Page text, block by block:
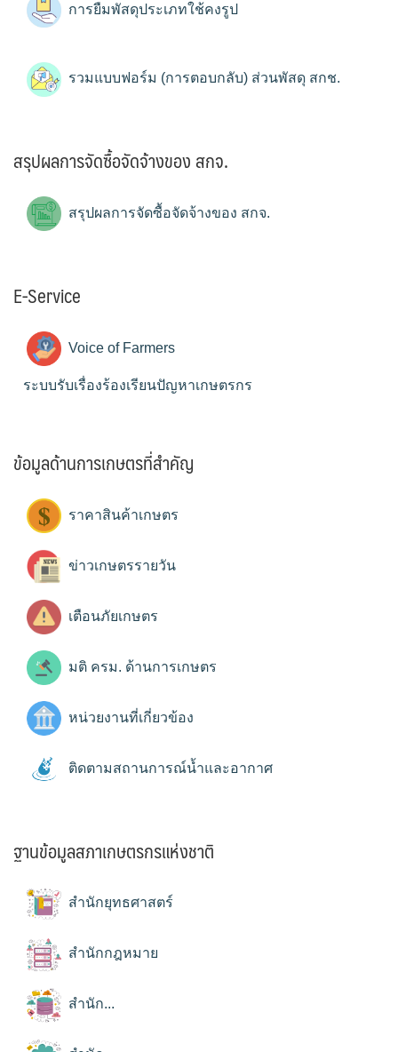
การยืมพัสดุประเภทใช้คงรูป
รวมแบบฟอร์ม (การตอบกลับ) ส่วนพัสดุ สกช.
สรุปผลการจัดซื้อจัดจ้างของ สกจ.
สรุปผลการจัดซื้อจัดจ้างของ สกจ.
E-Service
Voice of Farmers
ระบบรับเรื่องร้องเรียนปัญหาเกษตรกร
ข้อมูลด้านการเกษตรที่สำคัญ
ราคาสินค้าเกษตร
ข่าวเกษตรรายวัน
เตือนภัยเกษตร
มติ ครม. ด้านการเกษตร
หน่วยงานที่เกี่ยวข้อง
ติดตามสถานการณ์น้ำและอากาศ
ฐานข้อมูลสภาเกษตรกรแห่งชาติ
สำนักยุทธศาสตร์
สำนักกฎหมาย
สำนัก...